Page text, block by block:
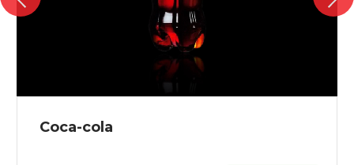
Coca-cola